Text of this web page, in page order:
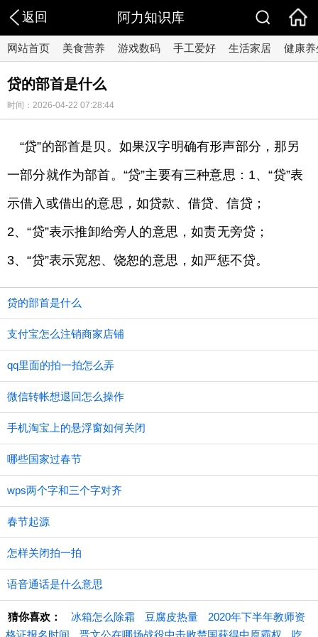
返回 阿力知识库
网站首页 美食营养 游戏数码 手工爱好 生活家居 健康养
贷的部首是什么
时间：2026-04-22 07:28:44
“贷”的部首是贝。如果汉字明确有形声部分，那另
一部分就作为部首。“贷”主要有三种意思：1、“贷”表
示借入或借出的意思，如贷款、借贷、信贷；
2、“贷”表示推卸给旁人的意思，如责无旁贷；
3、“贷”表示宽恕、饶恕的意思，如严惩不贷。
贷的部首是什么
支付宝怎么注销商家店铺
qq里面的拍一拍怎么弄
微信转帐想退回怎么操作
手机淘宝上的悬浮窗如何关闭
哪些国家过春节
wps两个字和三个字对齐
春节起源
怎样关闭拍一拍
语音通话是什么意思
猜你喜欢： 冰箱怎么除霜 豆腐皮热量
2020年下半年教师资
格证报名时间
晋文公在哪场战役中击败楚国获得中原霸权 吃